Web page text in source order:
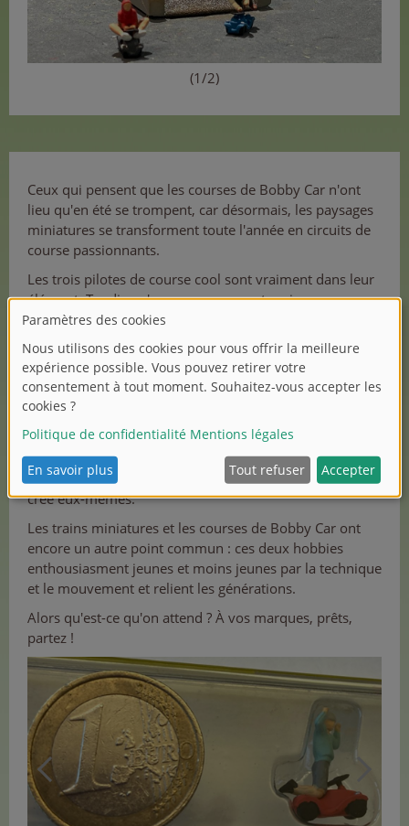
(1/2)
Ceux qui pensent que les courses de Bobby Car n'ont
lieu qu'en été se trompent, car désormais, les paysages
miniatures se transforment toute l'année en circuits de
course passionnants.
Les trois pilotes de course cool sont vraiment dans leur
élément. Tandis qu'un personnage est assis
nonchalamment sur le véhicule à glisse culte, l'autre
s'agenouille dessus et fonce à mains nues le long du
circuit.
Et que fait le troisième ? Eh bien... elle essaie de ne pas
perdre pied dans les virages.
En construisant et en aménageant des circuits de trains
miniatures, jeunes et moins jeunes laissent libre cours à
leur imagination et se plongent dans le monde qu'ils ont
créé eux-mêmes.
Les trains miniatures et les courses de Bobby Car ont
encore un autre point commun : ces deux hobbies
enthousiasment jeunes et moins jeunes par la technique
et le mouvement et relient les générations.
Alors qu'est-ce qu'on attend ? À vos marques, prêts,
partez !